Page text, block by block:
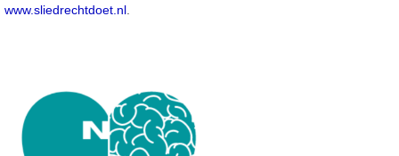
www.sliedrechtdoet.nl.